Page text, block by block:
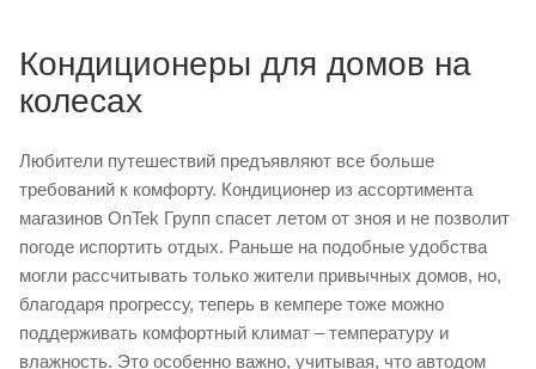
Кондиционеры для домов на
колесах
Любители путешествий предъявляют все больше
требований к комфорту. Кондиционер из ассортимента
магазинов OnTek Групп спасет летом от зноя и не позволит
погоде испортить отдых. Раньше на подобные удобства
могли рассчитывать только жители привычных домов, но,
благодаря прогрессу, теперь в кемпере тоже можно
поддерживать комфортный климат – температуру и
влажность. Это особенно важно, учитывая, что автодом